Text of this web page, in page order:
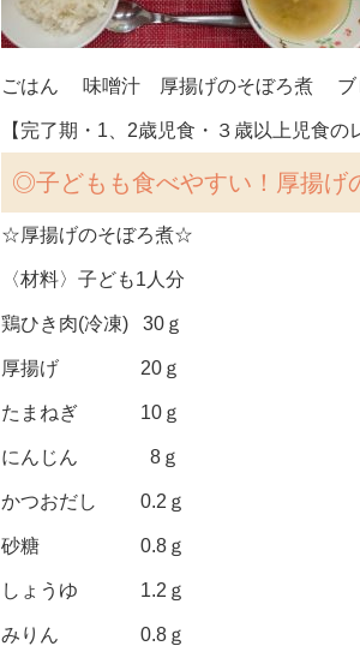
ごはん 味噌汁 厚揚げのそぼろ煮 ブ
【完了期・1、2歳児食・３歳以上児食の
◎子どもも食べやすい！厚揚げ
☆厚揚げのそぼろ煮☆
〈材料〉子ども1人分
鶏ひき肉(冷凍) 30ｇ
厚揚げ 20ｇ
たまねぎ 10ｇ
にんじん 8ｇ
かつおだし 0.2ｇ
砂糖 0.8ｇ
しょうゆ 1.2ｇ
みりん 0.8ｇ